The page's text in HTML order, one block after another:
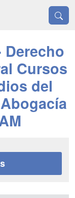
Cursos
del